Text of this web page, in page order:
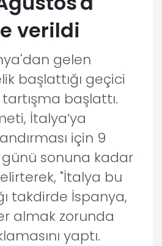
verildi
gelen
başlattığı geçici
tartışma başlattı.
İtalya’ya
için 9
sonuna kadar
"İtalya bu
takdirde İspanya,
almak zorunda
yaptı.